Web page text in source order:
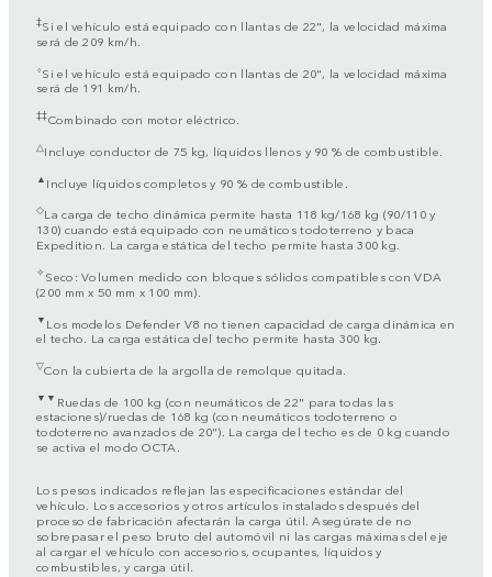
‡Si el vehículo está equipado con llantas de 22", la velocidad máxima
será de 209 km/h.
⬨Si el vehículo está equipado con llantas de 20", la velocidad máxima
será de 191 km/h.
‡‡Combinado con motor eléctrico.
△Incluye conductor de 75 kg, líquidos llenos y 90 % de combustible.
▲ Incluye líquidos completos y 90 % de combustible.
◇La carga de techo dinámica permite hasta 118 kg/168 kg (90/110 y
130) cuando está equipado con neumáticos todoterreno y baca
Expedition. La carga estática del techo permite hasta 300 kg.
✧Seco: Volumen medido con bloques sólidos compatibles con VDA
(200 mm x 50 mm x 100 mm).
▼ Los modelos Defender V8 no tienen capacidad de carga dinámica en
el techo. La carga estática del techo permite hasta 300 kg.
▽Con la cubierta de la argolla de remolque quitada.
▼▼ Ruedas de 100 kg (con neumáticos de 22" para todas las
estaciones)/ruedas de 168 kg (con neumáticos todoterreno o
todoterreno avanzados de 20"). La carga del techo es de 0 kg cuando
se activa el modo OCTA.
Los pesos indicados reflejan las especificaciones estándar del
vehículo. Los accesorios y otros artículos instalados después del
proceso de fabricación afectarán la carga útil. Asegúrate de no
sobrepasar el peso bruto del automóvil ni las cargas máximas del eje
al cargar el vehículo con accesorios, ocupantes, líquidos y
combustibles, y carga útil.